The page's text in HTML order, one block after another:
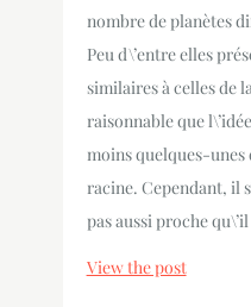
nombre de planètes
Peu d\’entre elles
similaires à celles de
raisonnable que
moins quelques-unes
racine. Cependant, il
pas aussi proche
View the post